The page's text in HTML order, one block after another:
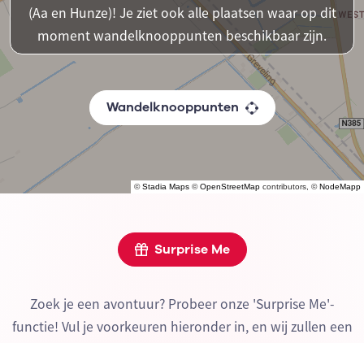
©Stadia Maps ©OpenStreetMap contributors, ©NodeMapp
(Aa en Hunze)! Je ziet ook alle plaatsen waar op dit
moment wandelknooppunten beschikbaar zijn.
Wandelknooppunten
Surprise Me
Zoek je een avontuur? Probeer onze 'Surprise Me'-
functie! Vul je voorkeuren hieronder in, en wij zullen een